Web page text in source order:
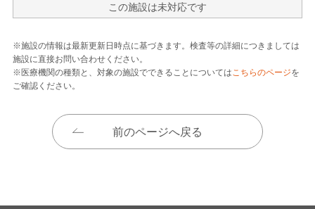
この施設は未対応です
※施設の情報は最新更新日時点に基づきます。検査等の詳細につきましては
施設に直接お問い合わせください。
※医療機関の種類と、対象の施設でできることについてはこちらのページを
ご確認ください。
前のページへ戻る